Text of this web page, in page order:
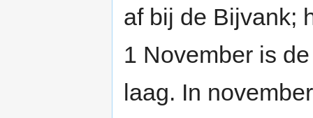
af bij de Bijvank;
1 November is
laag. In